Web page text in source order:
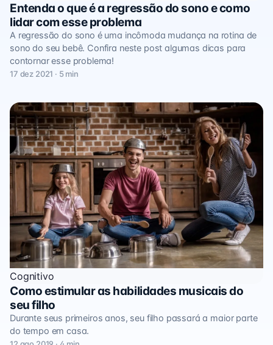
Entenda o que é a regressão do sono e como
lidar com esse problema
A regressão do sono é uma incômoda mudança na rotina de
sono do seu bebê. Confira neste post algumas dicas para
contornar esse problema!
17 dez 2021 · 5 min
Cognitivo
Como estimular as habilidades musicais do
seu filho
Durante seus primeiros anos, seu filho passará a maior parte
do tempo em casa.